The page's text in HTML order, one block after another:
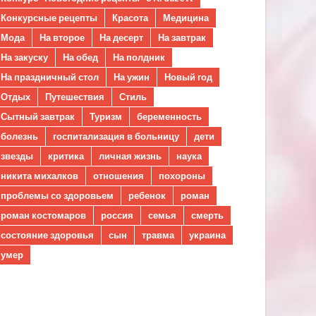
Конкурсные рецепты
Красота
Медицина
Мода
На второе На десерт
На завтрак
На закуску
На обед
На полдник
На праздничный стол
На ужин
Новый год
Отдых
Путешествия
Стиль
Сытный завтрак
Туризм
беременность
болезнь
госпитализация в больницу
дети
звезды
критика личная жизнь
наука
никита михалков
отношения
похороны
проблемы со здоровьем
ребенок
роман
роман костомаров
россия семья
смерть
состояние здоровья
сын травма
украина
умер